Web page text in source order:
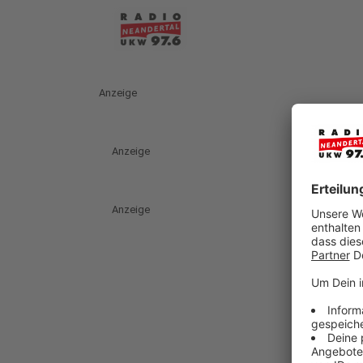
Anzeige
Anzeige
Anzeige